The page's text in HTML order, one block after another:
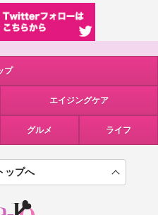
プ
エイジングケア
グルメ ライフ
ップへ